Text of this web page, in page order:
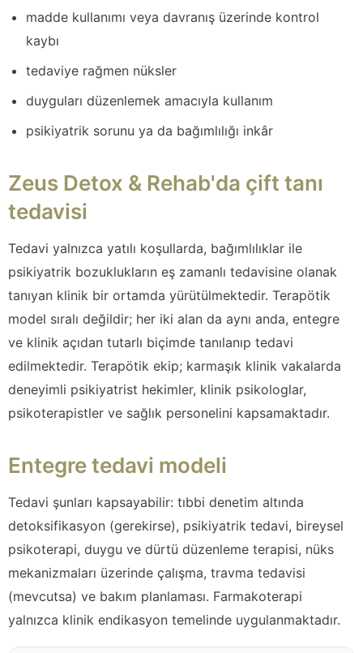
madde kullanımı veya davranış üzerinde kontrol
kaybı
tedaviye rağmen nüksler
duyguları düzenlemek amacıyla kullanım
psikiyatrik sorunu ya da bağımlılığı inkâr
Zeus Detox & Rehab'da çift tanı
tedavisi
Tedavi yalnızca yatılı koşullarda, bağımlılıklar ile
psikiyatrik bozuklukların eş zamanlı tedavisine olanak
tanıyan klinik bir ortamda yürütülmektedir. Terapötik
model sıralı değildir; her iki alan da aynı anda, entegre
ve klinik açıdan tutarlı biçimde tanılanıp tedavi
edilmektedir. Terapötik ekip; karmaşık klinik vakalarda
deneyimli psikiyatrist hekimler, klinik psikologlar,
psikoterapistler ve sağlık personelini kapsamaktadır.
Entegre tedavi modeli
Tedavi şunları kapsayabilir: tıbbi denetim altında
detoksifikasyon (gerekirse), psikiyatrik tedavi, bireysel
psikoterapi, duygu ve dürtü düzenleme terapisi, nüks
mekanizmaları üzerinde çalışma, travma tedavisi
(mevcutsa) ve bakım planlaması. Farmakoterapi
yalnızca klinik endikasyon temelinde uygulanmaktadır.